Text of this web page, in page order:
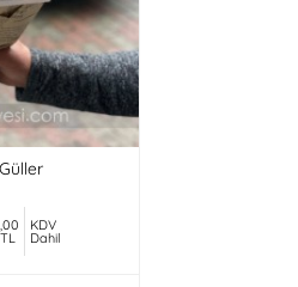
,00
TL
KDV
Dahil